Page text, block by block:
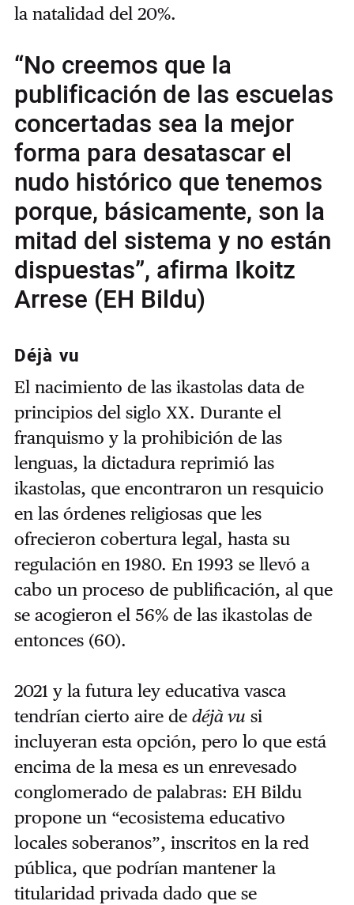
la natalidad del 20%.
“No creemos que la
publificación de las escuelas
concertadas sea la mejor
forma para desatascar el
nudo histórico que tenemos
porque, básicamente, son la
mitad del sistema y no están
dispuestas”, afirma Ikoitz
Arrese (EH Bildu)
Déjà vu
El nacimiento de las ikastolas data de
principios del siglo XX. Durante el
franquismo y la prohibición de las
lenguas, la dictadura reprimió las
ikastolas, que encontraron un resquicio
en las órdenes religiosas que les
ofrecieron cobertura legal, hasta su
regulación en 1980. En 1993 se llevó a
cabo un proceso de publificación, al que
se acogieron el 56% de las ikastolas de
entonces (60).
2021 y la futura ley educativa vasca
tendrían cierto aire de déjà vu si
incluyeran esta opción, pero lo que está
encima de la mesa es un enrevesado
conglomerado de palabras: EH Bildu
propone un “ecosistema educativo
locales soberanos”, inscritos en la red
pública, que podrían mantener la
titularidad privada dado que se